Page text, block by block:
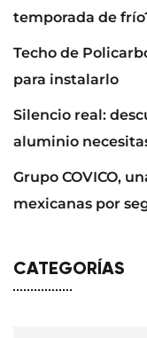
temporada de
Techo de
para instalarlo
Silencio real:
aluminio
Grupo COVICO,
mexicanas por
CATEGORÍAS